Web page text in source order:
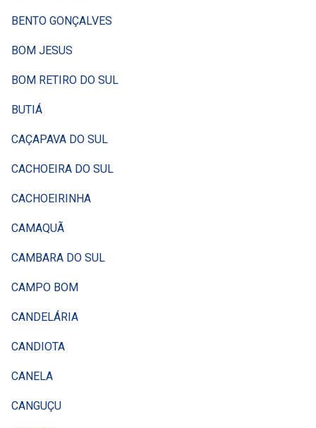
BENTO GONÇALVES
BOM JESUS
BOM RETIRO DO SUL
BUTIÁ
CAÇAPAVA DO SUL
CACHOEIRA DO SUL
CACHOEIRINHA
CAMAQUÃ
CAMBARA DO SUL
CAMPO BOM
CANDELÁRIA
CANDIOTA
CANELA
CANGUÇU